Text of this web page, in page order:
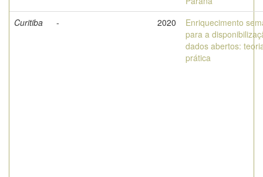
Curitiba
- 2020
Enriquecimento
para a
dados abertos:
prática